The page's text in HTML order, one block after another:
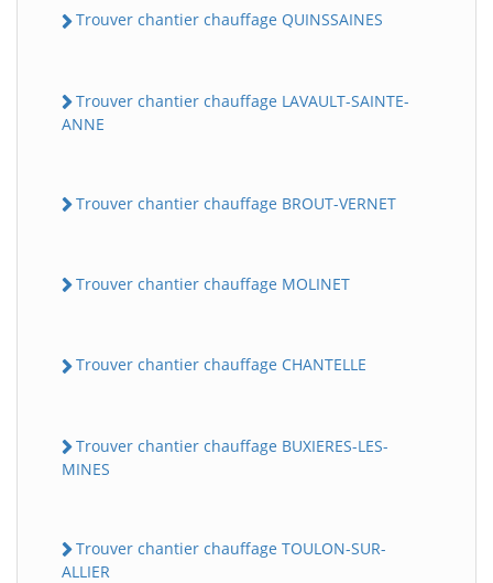
Trouver chantier chauffage QUINSSAINES
Trouver chantier chauffage LAVAULT-SAINTE-
ANNE
Trouver chantier chauffage BROUT-VERNET
Trouver chantier chauffage MOLINET
Trouver chantier chauffage CHANTELLE
Trouver chantier chauffage BUXIERES-LES-
MINES
Trouver chantier chauffage TOULON-SUR-
ALLIER